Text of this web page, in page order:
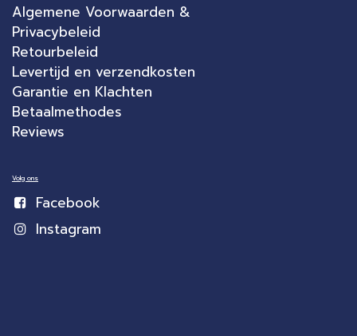
Algemene Voorwaarden &
Privacybeleid
Retourbeleid
Levertijd en verzendkosten
Garantie en Klachten
Betaalmethodes
Reviews
Volg ons
Facebook
Instagram